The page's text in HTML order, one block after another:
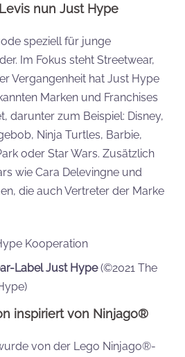
nun Just Hype
speziell für junge
Im Fokus steht Streetwear,
Vergangenheit hat Just Hype
Marken und Franchises
darunter zum Beispiel: Disney,
Ninja Turtles, Barbie,
oder Star Wars. Zusätzlich
wie Cara Delevingne und
die auch Vertreter der Marke
Label Just Hype(©2021 The
inspiriert von Ninjago®
von der Lego Ninjago®-